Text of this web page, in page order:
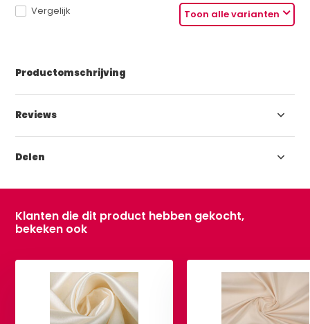
Toon alle varianten
Vergelijk
Productomschrijving
Reviews
Delen
Klanten die dit product hebben gekocht,
bekeken ook